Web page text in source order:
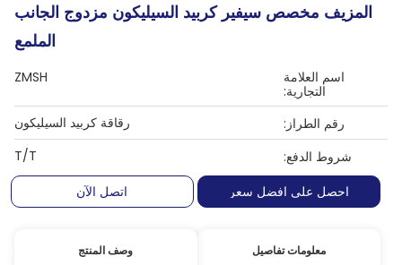
المزيف مخصص سيفير كربيد السيليكون مزدوج الجانب
الملمع
اسم العلامة
التجارية:
ZMSH
رقم الطراز:
رقاقة كربيد السيليكون
شروط الدفع:
T/T
احصل على افضل سعر
اتصل الآن
معلومات تفاصيل وصف المنتج